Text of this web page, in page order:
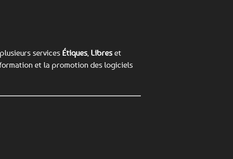
services Étiques, Libreset
et la promotion des logiciels